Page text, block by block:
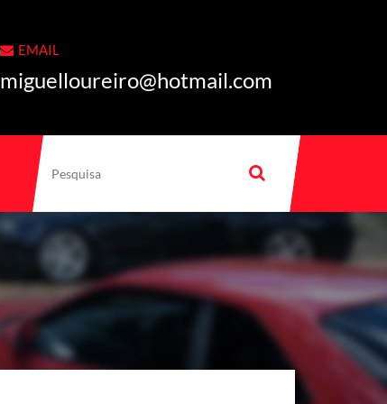
EMAIL
miguelloureiro@hotmail.com